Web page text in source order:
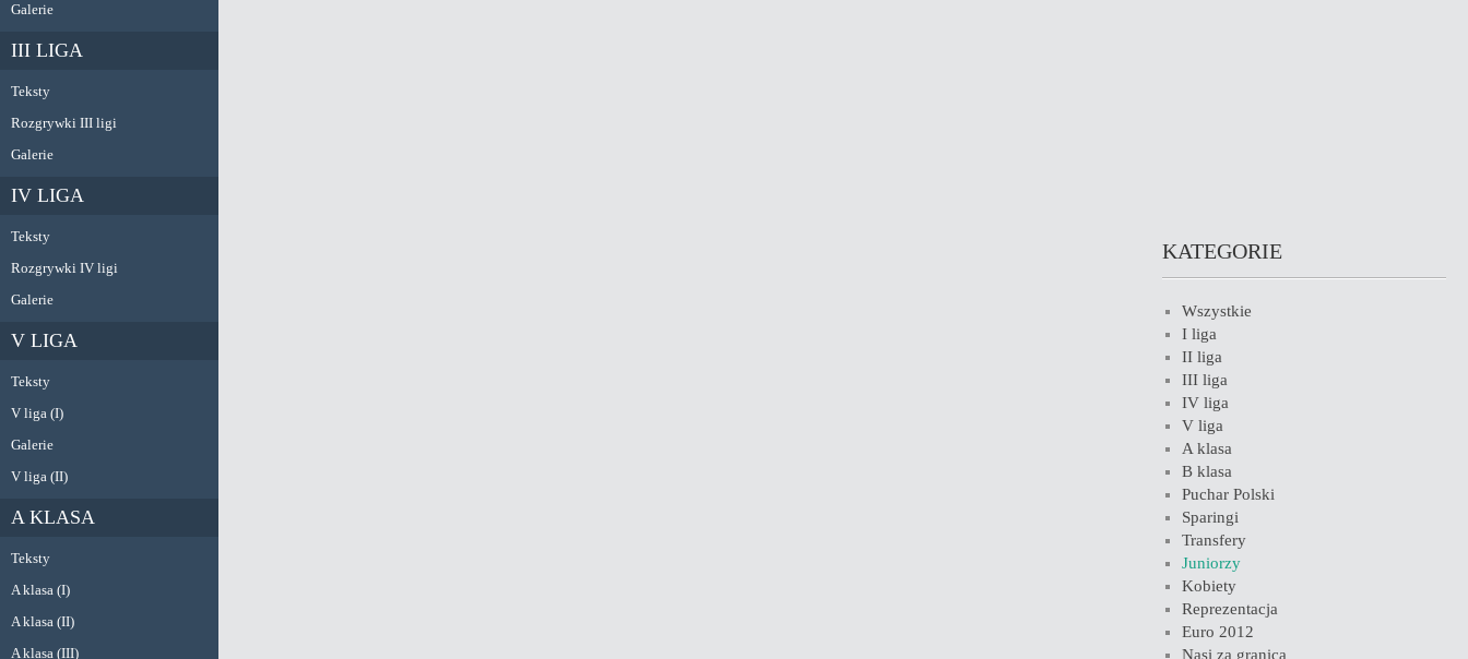
Galerie
III LIGA
Teksty
Rozgrywki III ligi
Galerie
IV LIGA
Teksty
Rozgrywki IV ligi
Galerie
V LIGA
Teksty
V liga (I)
Galerie
V liga (II)
A KLASA
Teksty
A klasa (I)
A klasa (II)
A klasa (III)
KATEGORIE
Wszystkie
I liga
II liga
III liga
IV liga
V liga
A klasa
B klasa
Puchar Polski
Sparingi
Transfery
Juniorzy
Kobiety
Reprezentacja
Euro 2012
Nasi za granicą